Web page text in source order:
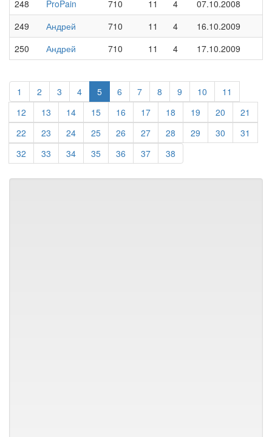
248
ProPain 710 11 4
07.10.2008
249
Андрей 710 11 4
16.10.2009
250
Андрей 710 11 4 17.10.2009
1 2 3 4 5(current)
6 7 8 9 10
11
12
13 14 15 16 17 18 19 20
21
22
23 24 25 26 27 28 29 30
31
32
33 34 35 36 37 38